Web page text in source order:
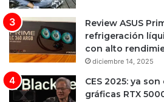
Review ASUS
refrigeración
con alto
diciembre 14, 2025
CES 2025: ya
gráficas RTX